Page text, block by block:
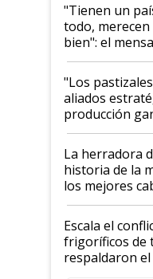
"Tienen un
todo, merecen
bien": el
ganadera
oportunidades
para el agro
foco en la
"Los
aliados
producción
la iniciativa
La herradora
historia de la
los mejores
Argentina y
todavía
animales:
haciendo
Escala el
frigoríficos de
respaldaron